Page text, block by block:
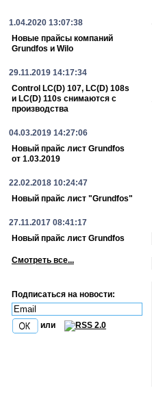
1.04.2020 13:07:38
Новые прайсы компаний
Grundfos и Wilo
29.11.2019 14:17:34
Control LC(D) 107, LC(D) 108s
и LC(D) 110s снимаются с
производства
04.03.2019 14:27:06
Новый прайс лист Grundfos
от 1.03.2019
22.02.2018 10:24:47
Новый прайс лист "Grundfos"
27.11.2017 08:41:17
Новый прайс лист Grundfos
Смотреть все...
Подписаться на новости:
или